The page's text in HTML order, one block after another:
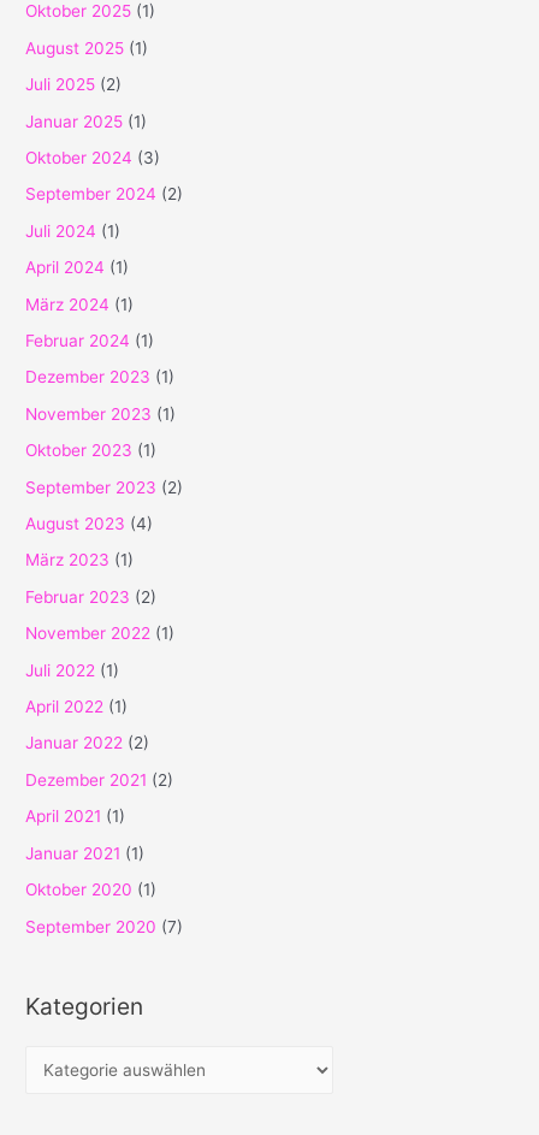
Oktober 2025 (1)
August 2025 (1)
Juli 2025 (2)
Januar 2025 (1)
Oktober 2024 (3)
September 2024 (2)
Juli 2024 (1)
April 2024 (1)
März 2024 (1)
Februar 2024 (1)
Dezember 2023 (1)
November 2023 (1)
Oktober 2023 (1)
September 2023 (2)
August 2023 (4)
März 2023 (1)
Februar 2023 (2)
November 2022 (1)
Juli 2022 (1)
April 2022 (1)
Januar 2022 (2)
Dezember 2021 (2)
April 2021 (1)
Januar 2021 (1)
Oktober 2020 (1)
September 2020 (7)
Kategorien